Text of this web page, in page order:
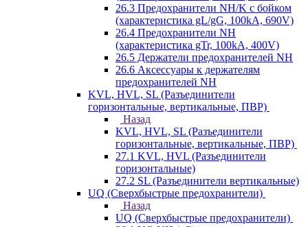
26.3 Предохранители NH/K с бойком
(характеристика gL/gG, 100kA, 690V)
26.4 Предохранители NH
(характеристика gTr, 100kA, 400V)
26.5 Держатели предохранителей NH
26.6 Аксессуары к держателям
предохранителей NH
KVL, HVL, SL (Разъединители
горизонтальные, вертикальные, ПВР)
Назад
KVL, HVL, SL (Разъединители
горизонтальные, вертикальные, ПВР)
27.1 KVL, HVL (Разъединители
горизонтальные)
27.2 SL (Разъединители вертикальные)
UQ (Сверхбыстрые предохранители)
Назад
UQ (Сверхбыстрые предохранители)